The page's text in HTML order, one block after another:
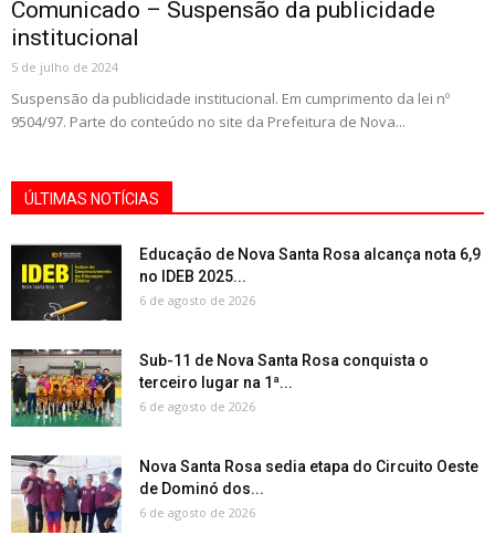
Comunicado – Suspensão da publicidade
institucional
5 de julho de 2024
Suspensão da publicidade institucional. Em cumprimento da lei nº
9504/97. Parte do conteúdo no site da Prefeitura de Nova...
ÚLTIMAS NOTÍCIAS
Educação de Nova Santa Rosa alcança nota 6,9
no IDEB 2025...
6 de agosto de 2026
Sub-11 de Nova Santa Rosa conquista o
terceiro lugar na 1ª...
6 de agosto de 2026
Nova Santa Rosa sedia etapa do Circuito Oeste
de Dominó dos...
6 de agosto de 2026